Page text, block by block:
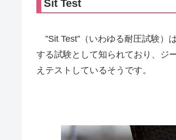
Sit Test
”Sit Test”（いわゆる耐圧試験）
する試験として知られており、ジ
えテストしているそうです。